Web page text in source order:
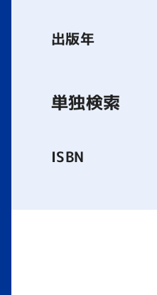
出版年
単独検索
ISBN